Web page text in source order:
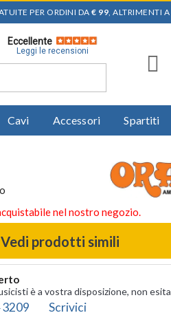
PER ORDINI DA € 99, ALTRIMENTI
Eccellente
Leggi le recensioni
Cavi Accessori Spartiti
nel nostro negozio.
Vedi prodotti simili
è a vostra disposizione, non
3209 Scrivici